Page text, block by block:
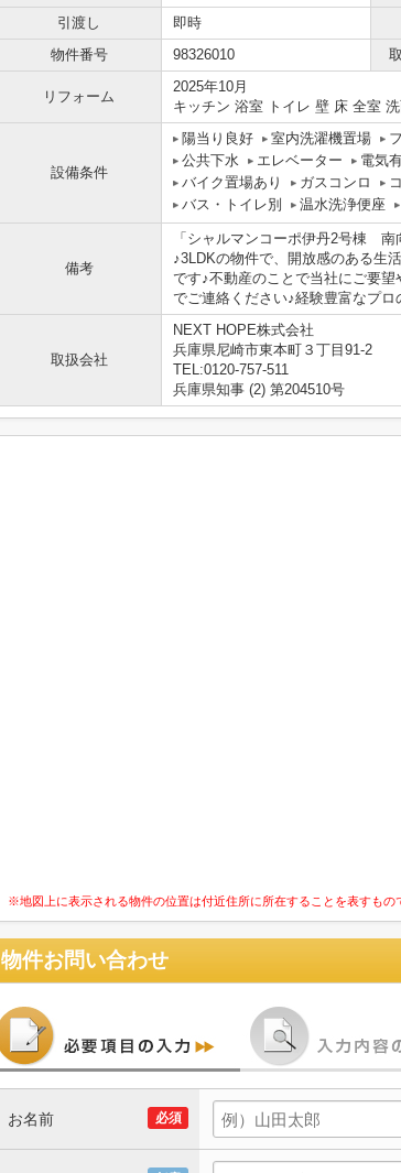
引渡し
即時
物件番号
98326010
リフォーム
2025年10月
キッチン 浴室 トイレ 壁 床 全室
設備条件
陽当り良好 室内洗濯機置場
公共下水
エレベーター 電気
バイク置場あり
ガスコンロ
バス・トイレ別
温水洗浄便座
備考
「シャルマンコーポ伊丹2号棟 南
♪3LDKの物件で、開放感のある生
です♪不動産のことで当社にご要
でご連絡ください♪経験豊富なプ
取扱会社
NEXT HOPE株式会社
兵庫県尼崎市東本町３丁目91-2
TEL:0120-757-511
兵庫県知事 (2) 第204510号
※地図上に表示される物件の位置は付近住所に所在することを表すもの
物件お問い合わせ
必須
お名前